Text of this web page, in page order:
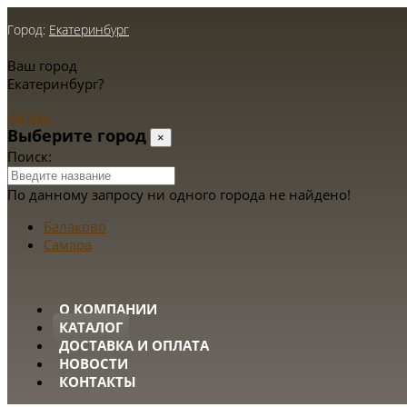
Город: Екатеринбург
Ваш город
Екатеринбург?
Да Нет
Выберите город ×
Поиск:
По данному запросу ни одного города не найдено!
Балаково
Самара
О КОМПАНИИ
КАТАЛОГ
ДОСТАВКА И ОПЛАТА
НОВОСТИ
КОНТАКТЫ